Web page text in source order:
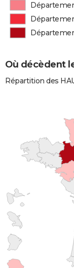
Où décèdent
Répartition des